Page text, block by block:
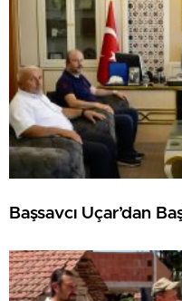
Başsavcı Uçar’dan